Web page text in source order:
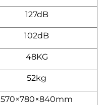
127dB
102dB
48KG
52kg
570×780×840mm